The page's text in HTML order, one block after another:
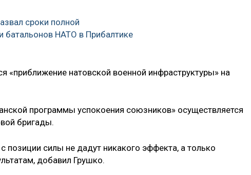
сроки полной
батальонов НАТО в Прибалтике
натовской военной инфраструктуры» на
программы успокоения союзников» осуществляется
бригады.
позиции силы не дадут никакого эффекта, а только
добавил Грушко.